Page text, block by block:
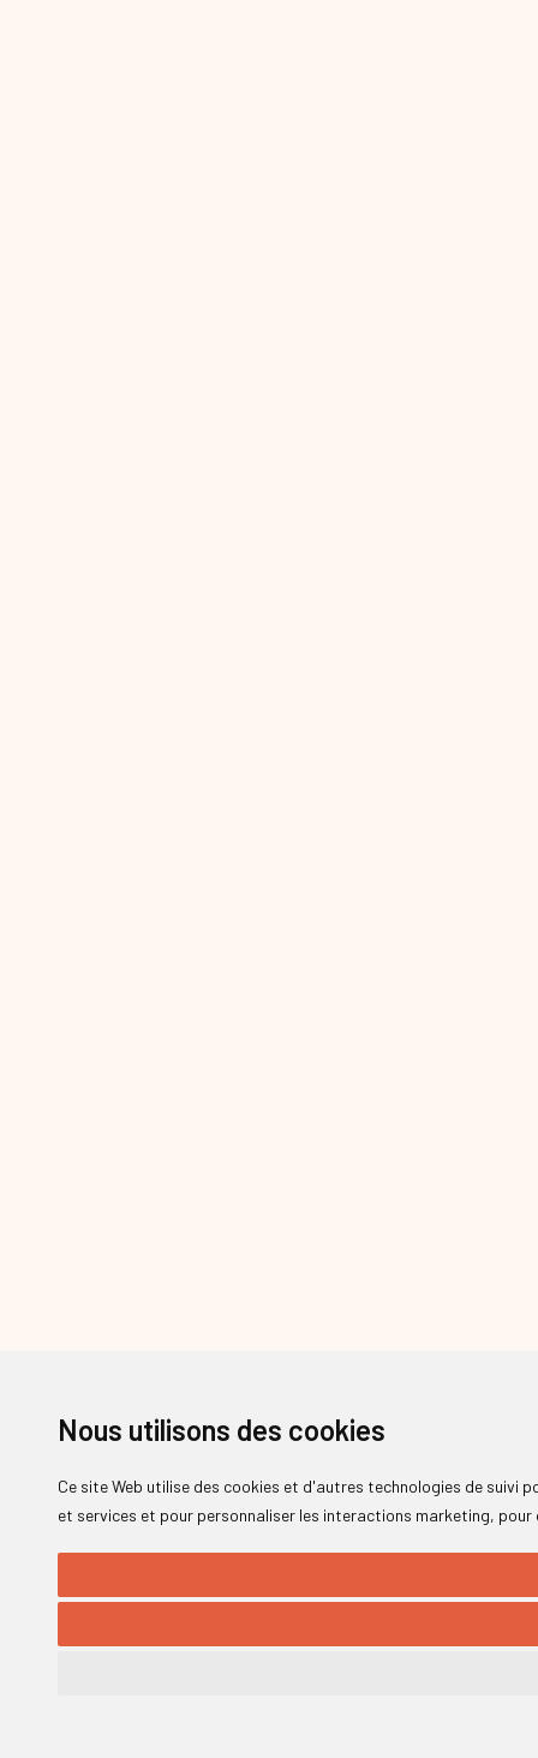
Nous utilisons des cookies
Ce site Web utilise des cookies et d'autres technologies de suivi
et services et pour personnaliser les interactions marketing, pour